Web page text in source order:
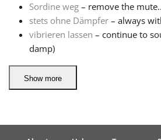
Sordine weg – remove the
stets ohne Dämpfer – always
vibrieren lassen – continue to
damp)
Show more